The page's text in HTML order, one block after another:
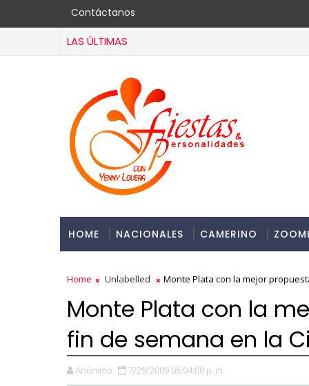
Contáctanos
LAS ÚLTIMAS
HOME NACIONALES CAMERINO
Home Unlabelled Monte Plata con la mejor
Monte Plata con la
fin de semana en la
Anónimo 7/29/2009 06:04:00 p. m.